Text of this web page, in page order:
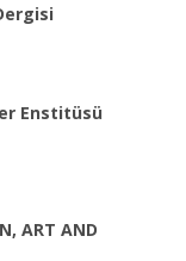
Enstitüsü
ART AND